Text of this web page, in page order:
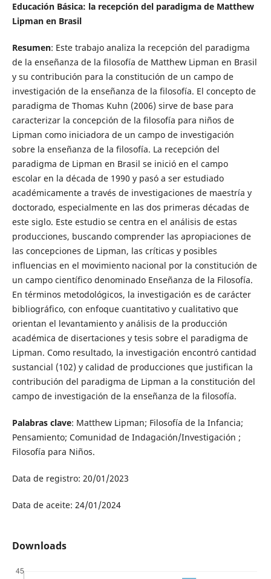
Educación Básica: la recepción del paradigma de Matthew
Lipman en Brasil
Resumen: Este trabajo analiza la recepción del paradigma
de la enseñanza de la filosofía de Matthew Lipman en Brasil
y su contribución para la constitución de un campo de
investigación de la enseñanza de la filosofía. El concepto de
paradigma de Thomas Kuhn (2006) sirve de base para
caracterizar la concepción de la filosofía para niños de
Lipman como iniciadora de un campo de investigación
sobre la enseñanza de la filosofía. La recepción del
paradigma de Lipman en Brasil se inició en el campo
escolar en la década de 1990 y pasó a ser estudiado
académicamente a través de investigaciones de maestría y
doctorado, especialmente en las dos primeras décadas de
este siglo. Este estudio se centra en el análisis de estas
producciones, buscando comprender las apropiaciones de
las concepciones de Lipman, las críticas y posibles
influencias en el movimiento nacional por la constitución de
un campo científico denominado Enseñanza de la Filosofía.
En términos metodológicos, la investigación es de carácter
bibliográfico, con enfoque cuantitativo y cualitativo que
orientan el levantamiento y análisis de la producción
académica de disertaciones y tesis sobre el paradigma de
Lipman. Como resultado, la investigación encontró cantidad
sustancial (102) y calidad de producciones que justifican la
contribución del paradigma de Lipman a la constitución del
campo de investigación de la enseñanza de la filosofía.
Palabras clave: Matthew Lipman; Filosofía de la Infancia;
Pensamiento; Comunidad de Indagación/Investigación ;
Filosofía para Niños.
Data de registro: 20/01/2023
Data de aceite: 24/01/2024
Downloads